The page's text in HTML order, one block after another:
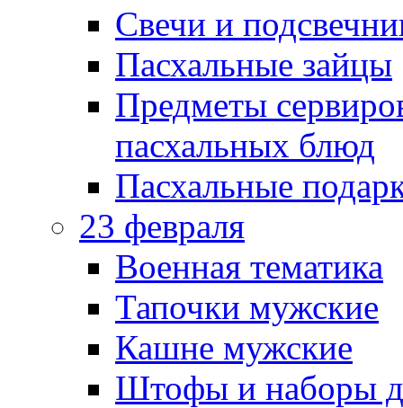
Свечи и
Пасхальные зайцы
Предметы
пасхальных блюд
Пасхальные
23 февраля
Военная тематика
Тапочки мужские
Кашне мужские
Штофы и наборы